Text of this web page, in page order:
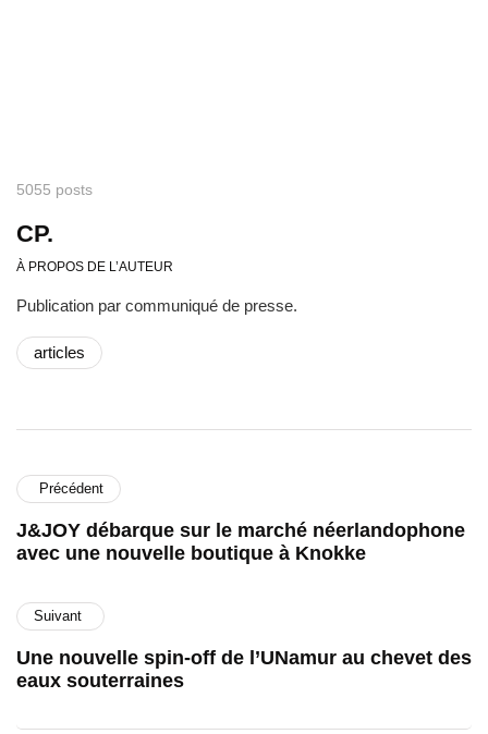
5055 posts
CP.
À PROPOS DE L’AUTEUR
Publication par communiqué de presse.
articles
Précédent
J&JOY débarque sur le marché néerlandophone
avec une nouvelle boutique à Knokke
Suivant
Une nouvelle spin-off de l’UNamur au chevet des
eaux souterraines